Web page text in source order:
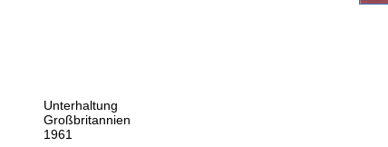
Unterhaltung
Großbritannien
1961